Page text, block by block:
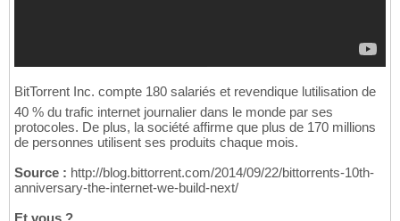
BitTorrent Inc. compte 180 salariés et revendique lutilisation de
40 % du trafic internet journalier dans le monde par ses
protocoles. De plus, la société affirme que plus de 170 millions
de personnes utilisent ses produits chaque mois.
Source : http://blog.bittorrent.com/2014/09/22/bittorrents-10th-
anniversary-the-internet-we-build-next/